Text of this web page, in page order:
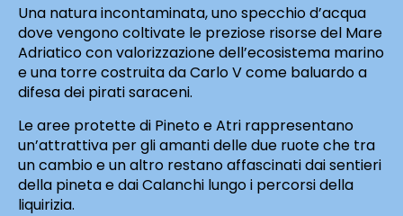
Una natura incontaminata, uno specchio d’acqua
dove vengono coltivate le preziose risorse del Mare
Adriatico con valorizzazione dell’ecosistema marino
e una torre costruita da Carlo V come baluardo a
difesa dei pirati saraceni.
Le aree protette di Pineto e Atri rappresentano
un’attrattiva per gli amanti delle due ruote che tra
un cambio e un altro restano affascinati dai sentieri
della pineta e dai Calanchi lungo i percorsi della
liquirizia.